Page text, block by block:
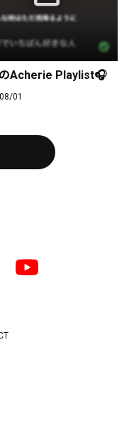
です
Acherie Playlist🎧
01